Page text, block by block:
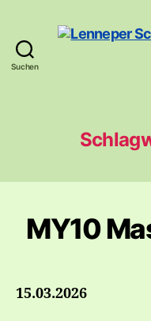
Suchen
MY10
15.03.2026